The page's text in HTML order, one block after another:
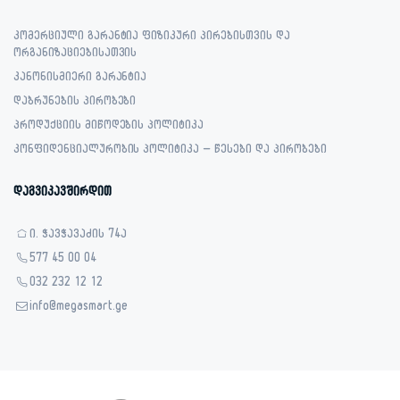
კომერციული გარანტია ფიზიკური პირებისთვის და
ორგანიზაციებისათვის
კანონისმიერი გარანტია
დაბრუნების პირობები
პროდუქციის მიწოდების პოლიტიკა
კონფიდენციალურობის პოლიტიკა – წესები და პირობები
დაგვიკავშირდით
ი. ჭავჭავაძის 74ა
577 45 00 04
032 232 12 12
info@megasmart.ge